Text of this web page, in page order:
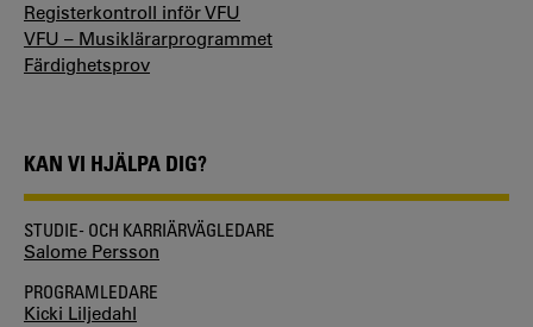
Registerkontroll inför VFU
VFU – Musiklärarprogrammet
Färdighetsprov
KAN VI HJÄLPA DIG?
STUDIE- OCH KARRIÄRVÄGLEDARE
Salome Persson
PROGRAMLEDARE
Kicki Liljedahl